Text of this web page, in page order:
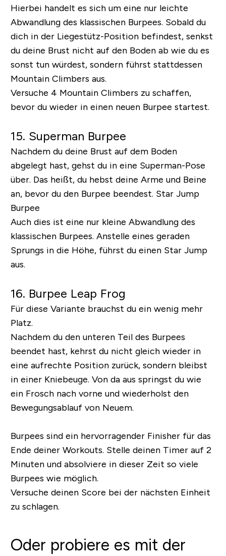
Hierbei handelt es sich um eine nur leichte
Abwandlung des klassischen Burpees. Sobald du
dich in der Liegestütz-Position befindest, senkst
du deine Brust nicht auf den Boden ab wie du es
sonst tun würdest, sondern führst stattdessen
Mountain Climbers aus.
Versuche 4 Mountain Climbers zu schaffen,
bevor du wieder in einen neuen Burpee startest.
15. Superman Burpee
Nachdem du deine Brust auf dem Boden
abgelegt hast, gehst du in eine Superman-Pose
über. Das heißt, du hebst deine Arme und Beine
an, bevor du den Burpee beendest. Star Jump
Burpee
Auch dies ist eine nur kleine Abwandlung des
klassischen Burpees. Anstelle eines geraden
Sprungs in die Höhe, führst du einen Star Jump
aus.
16. Burpee Leap Frog
Für diese Variante brauchst du ein wenig mehr
Platz.
Nachdem du den unteren Teil des Burpees
beendet hast, kehrst du nicht gleich wieder in
eine aufrechte Position zurück, sondern bleibst
in einer Kniebeuge. Von da aus springst du wie
ein Frosch nach vorne und wiederholst den
Bewegungsablauf von Neuem.
Burpees sind ein hervorragender Finisher für das
Ende deiner Workouts. Stelle deinen Timer auf 2
Minuten und absolviere in dieser Zeit so viele
Burpees wie möglich.
Versuche deinen Score bei der nächsten Einheit
zu schlagen.
Oder probiere es mit der